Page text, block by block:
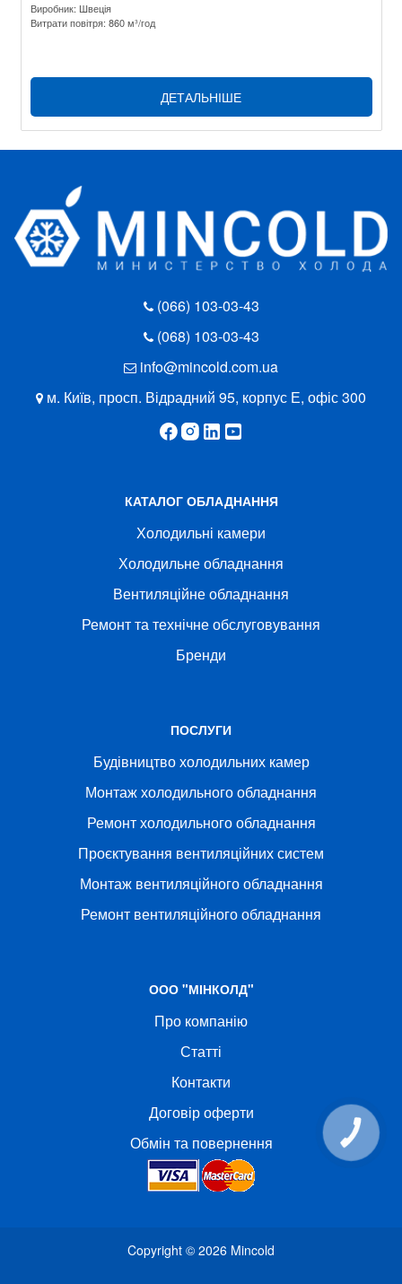
Виробник: Швеція
Витрати повітря: 860 м³/год
ДЕТАЛЬНІШЕ
(066) 103-03-43
(068) 103-03-43
info@mincold.com.ua
м. Київ, просп. Відрадний 95, корпус Е, офіс 300
КАТАЛОГ ОБЛАДНАННЯ
Холодильні камери
Холодильне обладнання
Вентиляційне обладнання
Ремонт та технічне обслуговування
Бренди
ПОСЛУГИ
Будівництво холодильних камер
Монтаж холодильного обладнання
Ремонт холодильного обладнання
Проєктування вентиляційних систем
Монтаж вентиляційного обладнання
Ремонт вентиляційного обладнання
ООО "МІНКОЛД"
Про компанію
Статті
Контакти
Договір оферти
Обмін та повернення
Copyright © 2026 Mincold
КНОПКА
СВЯЗИ